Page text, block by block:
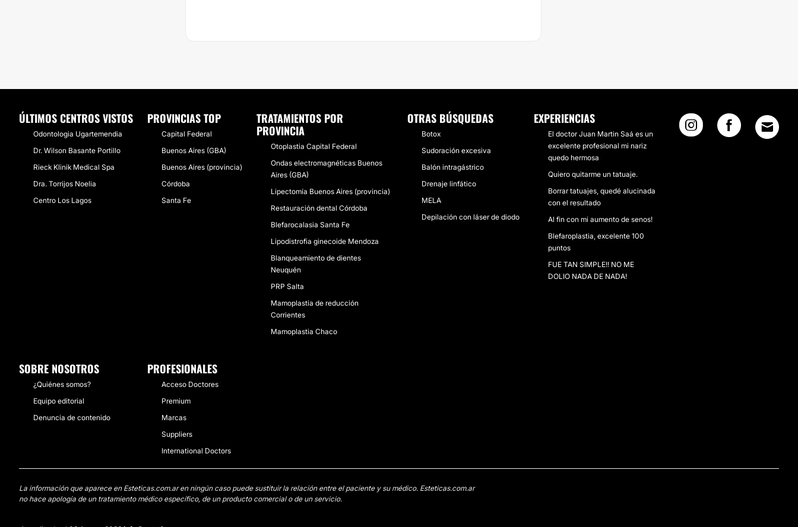
ÚLTIMOS CENTROS VISTOS
Odontologia Ugartemendia
Dr. Wilson Basante Portillo
Rieck Klinik Medical Spa
Dra. Torrijos Noelia
Centro Los Lagos
PROVINCIAS TOP
Capital Federal
Buenos Aires (GBA)
Buenos Aires (provincia)
Córdoba
Santa Fe
TRATAMIENTOS POR
PROVINCIA
Otoplastia Capital Federal
Ondas electromagnéticas Buenos
Aires (GBA)
Lipectomía Buenos Aires (provincia)
Restauración dental Córdoba
Blefarocalasia Santa Fe
Lipodistrofia ginecoide Mendoza
Blanqueamiento de dientes
Neuquén
PRP Salta
Mamoplastia de reducción
Corrientes
Mamoplastia Chaco
OTRAS BÚSQUEDAS
Botox
Sudoración excesiva
Balón intragástrico
Drenaje linfático
MELA
Depilación con láser de diodo
EXPERIENCIAS
El doctor Juan Martin Saá es un
excelente profesional mi nariz
quedo hermosa
Quiero quitarme un tatuaje.
Borrar tatuajes, quedé alucinada
con el resultado
Al fin con mi aumento de senos!
Blefaroplastia, excelente 100
puntos
FUE TAN SIMPLE!! NO ME
DOLIO NADA DE NADA!
SOBRE NOSOTROS
¿Quiénes somos?
Equipo editorial
Denuncia de contenido
PROFESIONALES
Acceso Doctores
Premium
Marcas
Suppliers
International Doctors
La información que aparece en Esteticas.com.ar en ningún caso puede sustituir la relación entre el paciente y su médico. Esteticas.com.ar
no hace apología de un tratamiento médico específico, de un producto comercial o de un servicio.